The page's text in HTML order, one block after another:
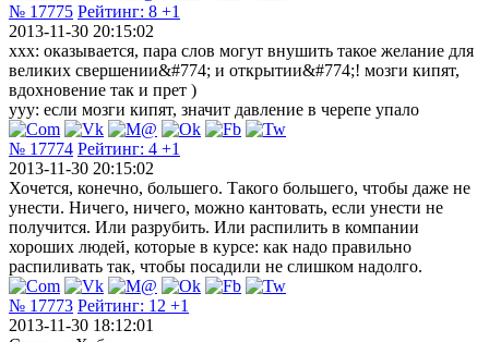
№ 17775 Рейтинг: 8 +1
2013-11-30 20:15:02
ххх: оказывается, пара слов могут внушить такое желание для
великих свершении&#774; и открытии&#774;! мозги кипят,
вдохновение так и прет )
ууу: если мозги кипят, значит давление в черепе упало
№ 17774 Рейтинг: 4 +1
2013-11-30 20:15:02
Хочется, конечно, большего. Такого большего, чтобы даже не
унести. Ничего, ничего, можно кантовать, если унести не
получится. Или разрубить. Или распилить в компании
хороших людей, которые в курсе: как надо правильно
распиливать так, чтобы посадили не слишком надолго.
№ 17773 Рейтинг: 12 +1
2013-11-30 18:12:01